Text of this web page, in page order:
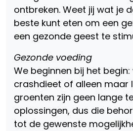
ontbreken. Weet jij wat je
beste kunt eten om een
een gezonde geest te
Gezonde voeding
We beginnen bij het begin:
crashdieet of alleen maar
groenten zijn geen lange
oplossingen, dus die
tot de gewenste